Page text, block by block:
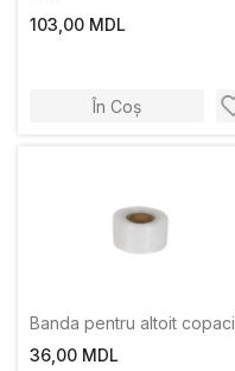
103,00 MDL
În Coș
Banda pentru altoit copaci
36,00 MDL